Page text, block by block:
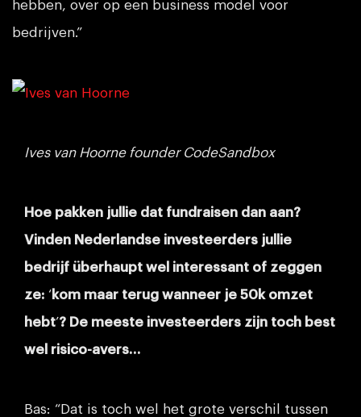
hebben, over op een business model voor
bedrijven.”
Ives van Hoorne founder CodeSandbox
Hoe pakken jullie dat fundraisen dan aan?
Vinden Nederlandse investeerders jullie
bedrijf überhaupt wel interessant of zeggen
ze: ‘kom maar terug wanneer je 50k omzet
hebt’? De meeste investeerders zijn toch best
wel risico-avers…
Bas: “Dat is toch wel het grote verschil tussen